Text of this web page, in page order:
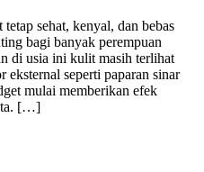
sehat, kenyal, dan bebas
bagi banyak perempuan
di usia ini kulit masih terlihat
eksternal seperti paparan sinar
mulai memberikan efek
[…]